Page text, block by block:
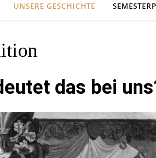
UNSERE GESCHICHTE
das bei